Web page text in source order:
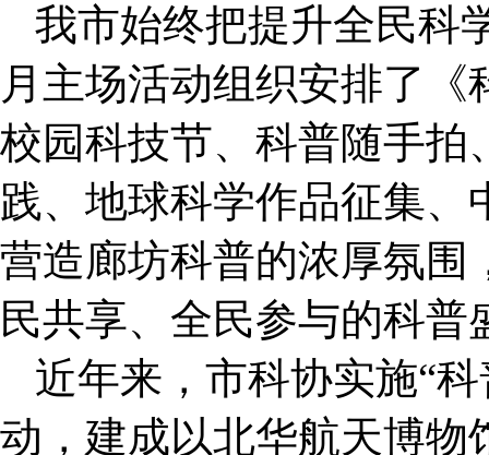
我市始终把提升全民科
月主场活动组织安排了
校园科技节、科普随手拍
践、地球科学作品征集、
营造廊坊科普的浓厚氛围
民共享、全民参与的科普
近年来，市科协实施“
动，建成以北华航天博物